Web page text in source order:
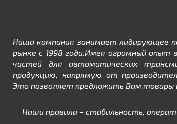
Наша компания занимает лидирующее
рынке с 1998 года.Имея огромный опыт
частей для автоматических
продукцию, напрямую от
Это позволяет предложить Вам товары
Наши правила – стабильность,